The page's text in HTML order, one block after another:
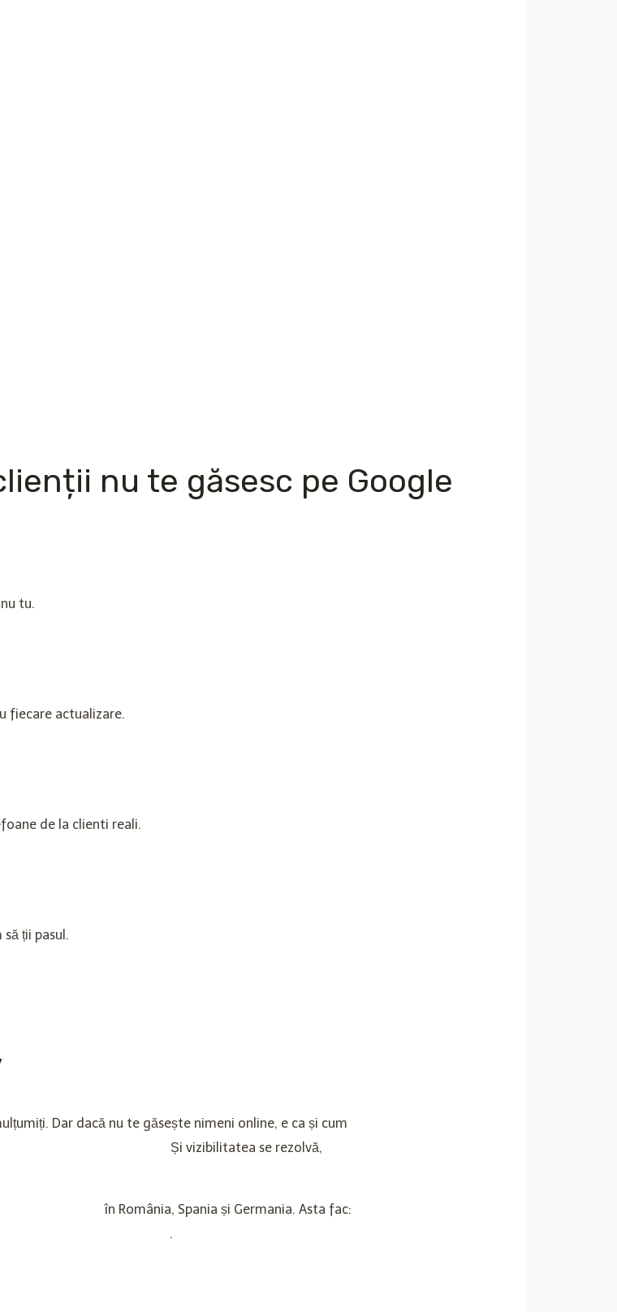
nu te găsesc pe Google
tu.
fiecare actualizare.
de la clienti reali.
ții pasul.
Dar dacă nu te găsește nimeni online, e ca și cum
Și vizibilitatea se rezolvă,
în România, Spania și Germania. Asta fac:
.